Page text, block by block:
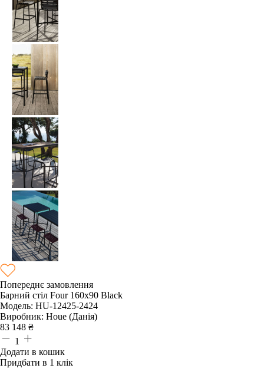
Попереднє замовлення
Барний стіл Four 160x90 Black
Модель: HU-12425-2424
Виробник: Houe (Данія)
83 148 ₴
1
Додати в кошик
Придбати в 1 клік